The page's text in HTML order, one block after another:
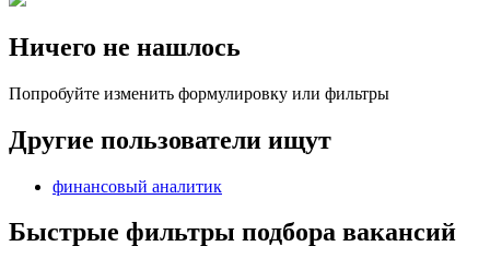
Ничего не нашлось
Попробуйте изменить формулировку или фильтры
Другие пользователи ищут
финансовый аналитик
Быстрые фильтры подбора вакансий